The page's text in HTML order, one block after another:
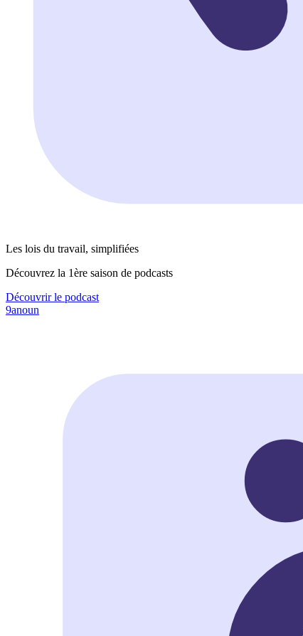
Les lois du travail, simplifiées
Découvrez la 1ère saison de podcasts
Découvrir le podcast
9anoun